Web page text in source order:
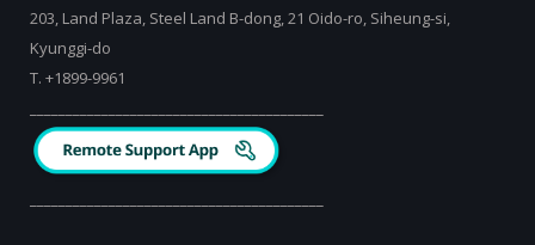
203, Land Plaza, Steel Land B-dong, 21 Oido-ro, Siheung-si,
Kyunggi-do
T. +1899-9961